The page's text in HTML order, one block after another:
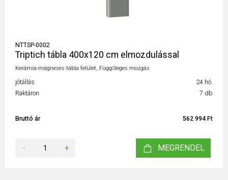
NTTSP-0002
Triptich tábla 400x120 cm elmozdulással
Kerámia-mágneses tábla felület, Függőleges mozgás
jótállás
24 hó.
Raktáron
7 db
Bruttó ár 562 994 Ft
- + MEGRENDEL